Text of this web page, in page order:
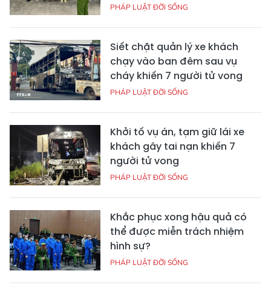
PHÁP LUẬT ĐỜI SỐNG
Siết chặt quản lý xe khách
chạy vào ban đêm sau vụ
cháy khiến 7 người tử vong
PHÁP LUẬT ĐỜI SỐNG
Khởi tố vụ án, tạm giữ lái xe
khách gây tai nạn khiến 7
người tử vong
PHÁP LUẬT ĐỜI SỐNG
Khắc phục xong hậu quả có
thể được miễn trách nhiệm
hình sự?
PHÁP LUẬT ĐỜI SỐNG